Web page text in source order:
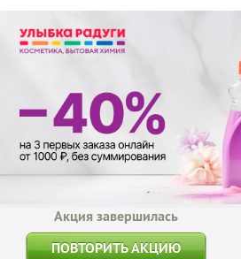
Акция завершилась
ПОВТОРИТЬ АКЦИЮ